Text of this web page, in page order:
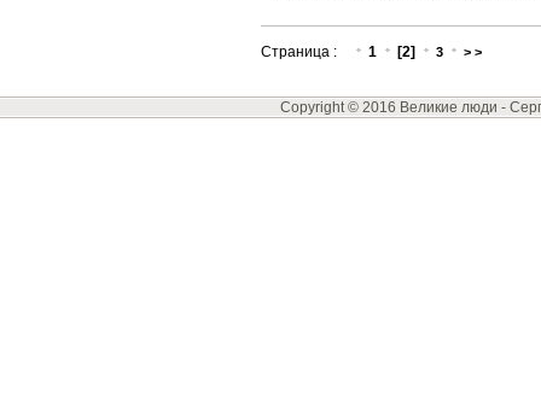
Страница : 1 [2] 3 > >
Copyright © 2016 Великие люди -